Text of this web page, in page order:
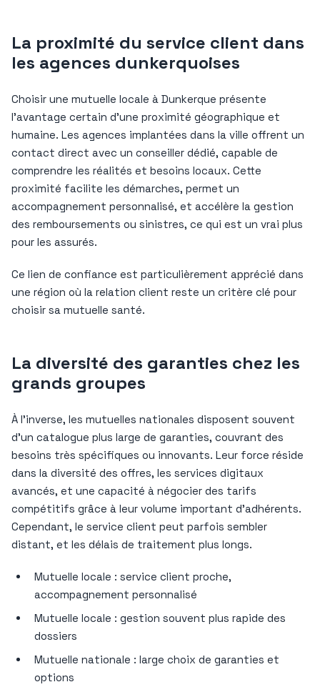
La proximité du service client dans
les agences dunkerquoises
Choisir une mutuelle locale à Dunkerque présente
l’avantage certain d’une proximité géographique et
humaine. Les agences implantées dans la ville offrent un
contact direct avec un conseiller dédié, capable de
comprendre les réalités et besoins locaux. Cette
proximité facilite les démarches, permet un
accompagnement personnalisé, et accélère la gestion
des remboursements ou sinistres, ce qui est un vrai plus
pour les assurés.
Ce lien de confiance est particulièrement apprécié dans
une région où la relation client reste un critère clé pour
choisir sa mutuelle santé.
La diversité des garanties chez les
grands groupes
À l’inverse, les mutuelles nationales disposent souvent
d’un catalogue plus large de garanties, couvrant des
besoins très spécifiques ou innovants. Leur force réside
dans la diversité des offres, les services digitaux
avancés, et une capacité à négocier des tarifs
compétitifs grâce à leur volume important d’adhérents.
Cependant, le service client peut parfois sembler
distant, et les délais de traitement plus longs.
Mutuelle locale : service client proche,
accompagnement personnalisé
Mutuelle locale : gestion souvent plus rapide des
dossiers
Mutuelle nationale : large choix de garanties et
options